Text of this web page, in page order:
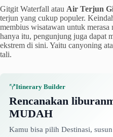
Gitgit Waterfall atau Air Terjun
terjun yang cukup populer.
membius wisatawan untuk
hanya itu, pengunjung juga dapat
ekstrem di sini. Yaitu canyoning
tali.
Itinerary Builder
Rencanakan
MUDAH
Kamu bisa pilih Destinasi,